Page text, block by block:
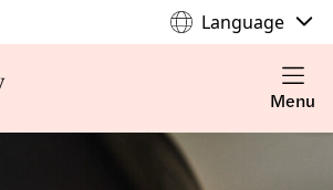
Language
Menu